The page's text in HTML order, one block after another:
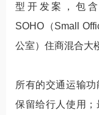
型开发案，包
SOHO（Small
公室）住商混合大
所有的交通运输
保留给行人使用